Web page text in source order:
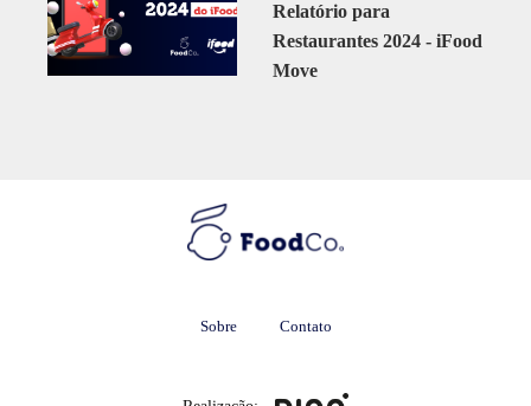
Relatório para
Restaurantes 2024 - iFood
Move
Sobre Contato